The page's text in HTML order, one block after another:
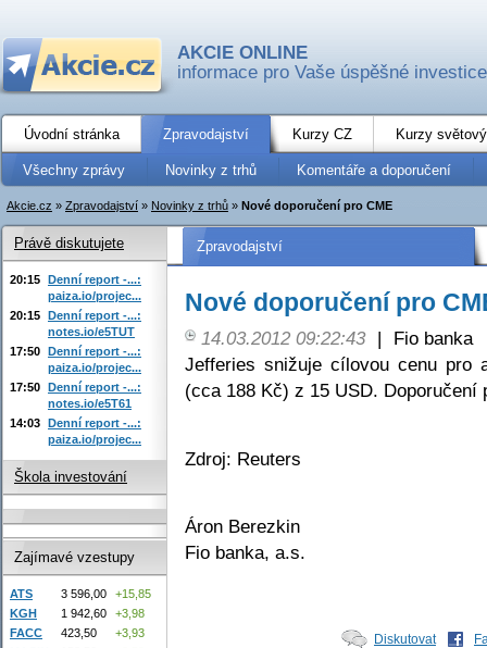
AKCIE ONLINE
informace pro Vaše úspěšné investice
Úvodní stránka Zpravodajství Kurzy CZ Kurzy
Všechny zprávy Novinky z trhů Komentáře a doporučení
Akcie.cz » Zpravodajství » Novinky z trhů » Nové doporučení pro CME
Zpravodajství
Nové doporučení pro
14.03.2012 09:22:43 |
Fio banka
Jefferies snižuje cílovou cenu pro
(cca 188 Kč) z 15 USD. Doporučení
Zdroj: Reuters
Áron Berezkin
Fio banka, a.s.
Diskutovat
Právě diskutujete
20:15 Denní report -...:
paiza.io/projec...
20:15 Denní report -...:
notes.io/e5TUT
17:50 Denní report -...:
paiza.io/projec...
17:50 Denní report -...:
notes.io/e5T61
14:03 Denní report -...:
paiza.io/projec...
Škola investování
Zajímavé vzestupy
ATS 3 596,00
+15,85
KGH
1 942,60
+3,98
FACC
423,50
+3,93